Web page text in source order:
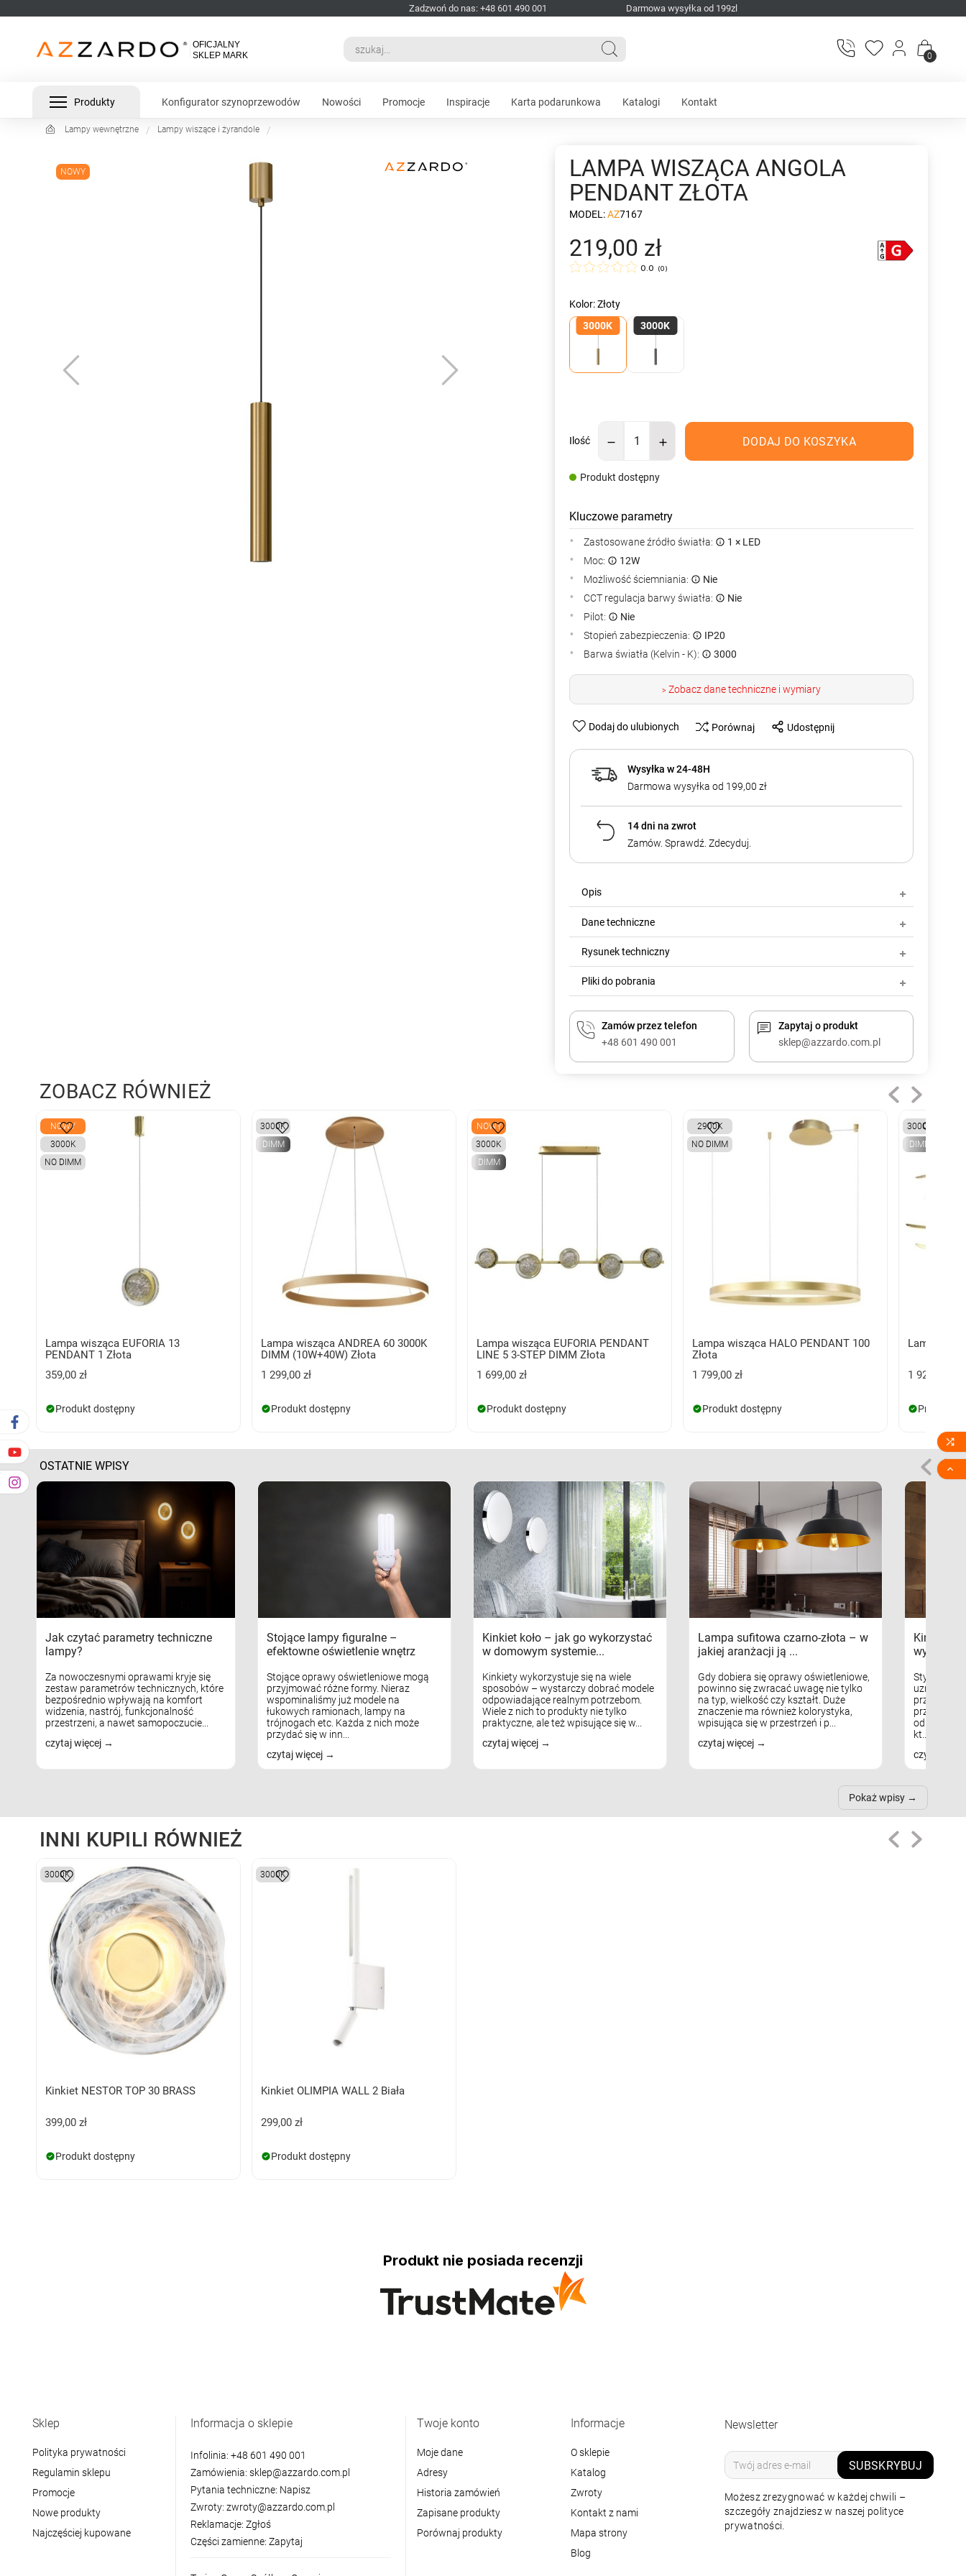
Zadzwoń do nas: +48 601 490 001 Darmowa wysyłka od 199zl
0
Produkty Konfigurator szynoprzewodów Nowości Promocje Inspiracje Karta podarunkowa Katalogi Kontakt
Lampy wewnętrzne Lampy wiszące i żyrandole
NOWY
LAMPA WISZĄCA ANGOLA
PENDANT ZŁOTA
MODEL:AZ7167
219,00 zł
0.0 (0)
Kolor: Złoty
3000K
3000K
Ilość DODAJ DO KOSZYKA
Produkt dostępny
Kluczowe parametry
Zastosowane źródło światła:
1 × LED
Moc:
12W
Możliwość ściemniania:
Nie
CCT regulacja barwy światła:
Nie
Pilot:
Nie
Stopień zabezpieczenia:
IP20
Barwa światła (Kelvin - K):
3000
> Zobacz dane techniczne i wymiary
Dodaj do ulubionych Porównaj Udostępnij
Wysyłka w 24-48H
Darmowa wysyłka od 199,00 zł
14 dni na zwrot
Zamów. Sprawdź. Zdecyduj.
Opis
Dane techniczne
Rysunek techniczny
Pliki do pobrania
Zamów przez telefon
+48 601 490 001
Zapytaj o produkt
sklep@azzardo.com.pl
ZOBACZ RÓWNIEŻ
NOWY
3000K
NO DIMM
Lampa wisząca EUFORIA 13
PENDANT 1 Złota
359,00 zł
Produkt dostępny
3000K
DIMM
Lampa wisząca ANDREA 60 3000K
DIMM (10W+40W) Złota
1 299,00 zł
Produkt dostępny
NOWY
3000K
DIMM
Lampa wisząca EUFORIA PENDANT
LINE 5 3-STEP DIMM Złota
1 699,00 zł
Produkt dostępny
2900K
NO DIMM
Lampa wisząca HALO PENDANT 100
Złota
1 799,00 zł
Produkt dostępny
3000K
DIMM
Lampa
1 925,00 zł
Produkt
OSTATNIE WPISY
Jak czytać parametry techniczne
lampy?
Za nowoczesnymi oprawami kryje się
zestaw parametrów technicznych, które
bezpośrednio wpływają na komfort
widzenia, nastrój, funkcjonalność
przestrzeni, a nawet samopoczucie...
czytaj więcej
Stojące lampy figuralne –
efektowne oświetlenie wnętrz
Stojące oprawy oświetleniowe mogą
przyjmować różne formy. Nieraz
wspominaliśmy już modele na
łukowych ramionach, lampy na
trójnogach etc. Każda z nich może
przydać się w inn...
czytaj więcej
Kinkiet koło – jak go wykorzystać
w domowym systemie...
Kinkiety wykorzystuje się na wiele
sposobów – wystarczy dobrać modele
odpowiadające realnym potrzebom.
Wiele z nich to produkty nie tylko
praktyczne, ale też wpisujące się w...
czytaj więcej
Lampa sufitowa czarno-złota – w
jakiej aranżacji ją ...
Gdy dobiera się oprawy oświetleniowe,
powinno się zwracać uwagę nie tylko
na typ, wielkość czy kształt. Duże
znaczenie ma również kolorystyka,
wpisująca się w przestrzeń i p...
czytaj więcej
Kinkiety
Styl
uznaniem
kt...
czytaj
Pokaż wpisy
INNI KUPILI RÓWNIEŻ
3000K
Kinkiet NESTOR TOP 30 BRASS
399,00 zł
Produkt dostępny
3000K
Kinkiet OLIMPIA WALL 2 Biała
299,00 zł
Produkt dostępny
Produkt nie posiada recenzji
Sklep
Polityka prywatności
Regulamin sklepu
Promocje
Nowe produkty
Najczęściej kupowane
Informacja o sklepie
Infolinia: +48 601 490 001
Zamówienia: sklep@azzardo.com.pl
Pytania techniczne: Napisz
Zwroty: zwroty@azzardo.com.pl
Reklamacje: Zgłoś
Części zamienne: Zapytaj
Twoje konto
Moje dane
Adresy
Historia zamówień
Zapisane produkty
Porównaj produkty
Informacje
O sklepie
Katalog
Zwroty
Kontakt z nami
Mapa strony
Blog
Newsletter
SUBSKRYBUJ
Możesz zrezygnować w każdej chwili –
szczegóły znajdziesz w naszej polityce
prywatności.

